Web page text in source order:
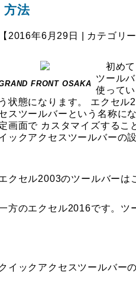
方法
【2016年6月29日 | カテゴリ
FRONT OSAKA
初めて
ツール
使って
う状態になります。 エクセ
スツールバーという名称に
画面で カスタマイズするこ
ックアクセスツールバーの
クセル2003のツールバーは
方のエクセル2016です。ツ
クイックアクセスツールバー